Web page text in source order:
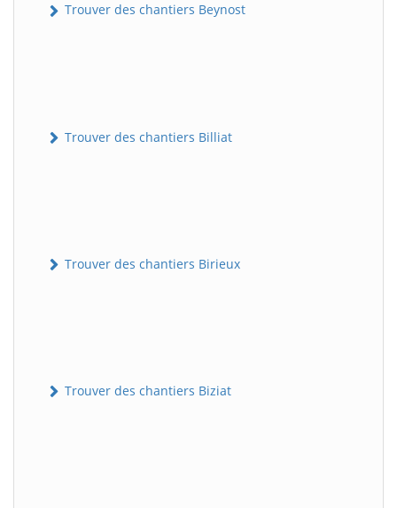
Trouver des chantiers Beynost
Trouver des chantiers Billiat
Trouver des chantiers Birieux
Trouver des chantiers Biziat